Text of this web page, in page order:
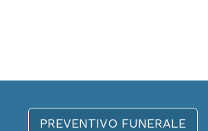
PREVENTIVO FUNERALE